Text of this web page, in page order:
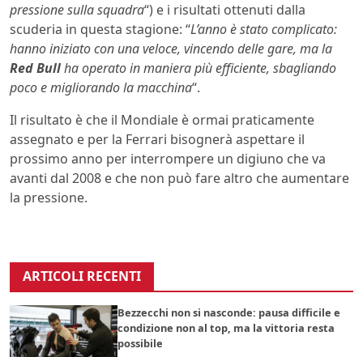
pressione sulla squadra“) e i risultati ottenuti dalla
scuderia in questa stagione: “L’anno è stato complicato:
hanno iniziato con una veloce, vincendo delle gare, ma la
Red Bullha operato in maniera più efficiente, sbagliando
poco e migliorando la macchina“.
Il risultato è che il Mondiale è ormai praticamente
assegnato e per la Ferrari bisognerà aspettare il
prossimo anno per interrompere un digiuno che va
avanti dal 2008 e che non può fare altro che aumentare
la pressione.
ARTICOLI RECENTI
Bezzecchi non si nasconde: pausa difficile e
condizione non al top, ma la vittoria resta
possibile